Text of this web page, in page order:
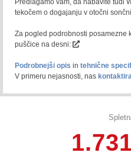
Predlagamo vam, da nabavite tudi
tekočem o dogajanju v otočni
Za pogled podrobnosti posamezne
puščice na desni:
Podrobnejši opis in tehnične
V primeru nejasnosti, nas